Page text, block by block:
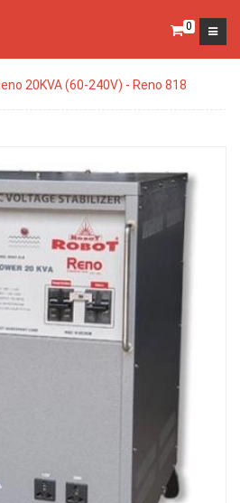
0
20KVA (60-240V) - Reno 818